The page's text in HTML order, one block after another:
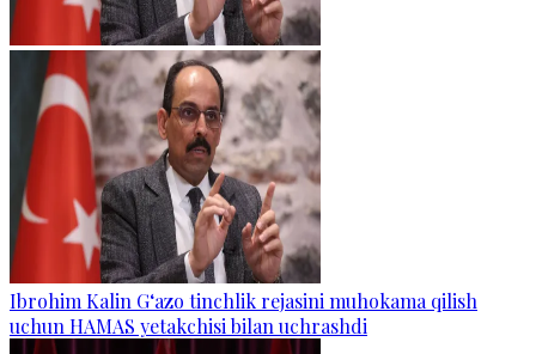
Ibrohim Kalin G‘azo tinchlik rejasini muhokama qilish
uchun HAMAS yetakchisi bilan uchrashdi